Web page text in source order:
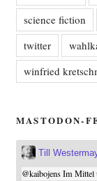
science fiction
twitter
winfried
MASTODON-
Till
@kaibojensIm Mittel